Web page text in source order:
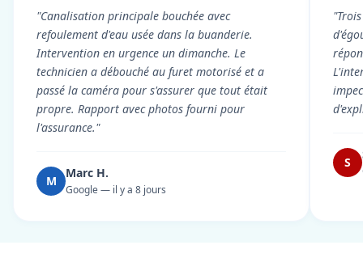
"Canalisation principale bouchée avec
refoulement d'eau usée dans la buanderie.
Intervention en urgence un dimanche. Le
technicien a débouché au furet motorisé et a
passé la caméra pour s'assurer que tout était
propre. Rapport avec photos fourni pour
l'assurance."
M
Marc H.
Google — il y a 8 jours
S